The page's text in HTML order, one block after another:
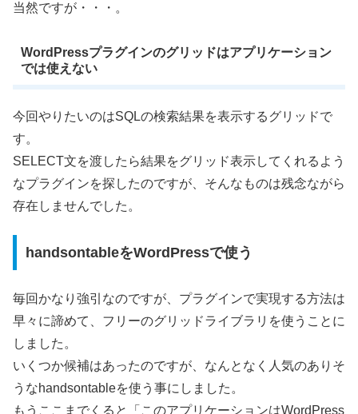
当然ですが・・・。
WordPressプラグインのグリッドはアプリケーション
では使えない
今回やりたいのはSQLの検索結果を表示するグリッドで
す。
SELECT文を渡したら結果をグリッド表示してくれるよう
なプラグインを探したのですが、そんなものは残念ながら
存在しませんでした。
handsontableをWordPressで使う
毎回かなり強引なのですが、プラグインで実現する方法は
早々に諦めて、フリーのグリッドライブラリを使うことに
しました。
いくつか候補はあったのですが、なんとなく人気のありそ
うなhandsontableを使う事にしました。
もうここまでくると「このアプリケーションはWordPress